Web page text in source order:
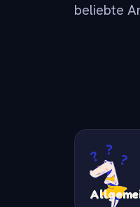
beliebte